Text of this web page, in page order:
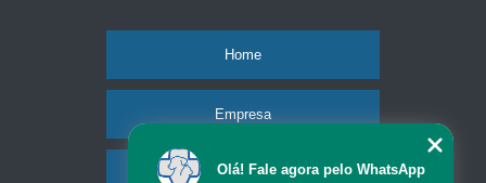
Home
Empresa
Missão
Olá! Fale agora pelo WhatsApp